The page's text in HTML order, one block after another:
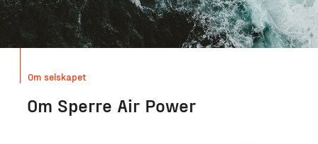
Om selskapet
Om Sperre Air Power